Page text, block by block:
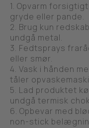
1. Opvarm
gryde eller pande.
2. Brug kun
undgå metal.
3. Fedtsprays
eller smør.
4. Vask i hånden
tåler
5. Lad produktet
undgå termisk
6. Opbevar med
non-stick